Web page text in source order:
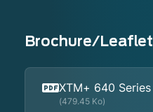
Brochure/Leaflet
XTM+ 640 Series
(479.45 Ko)